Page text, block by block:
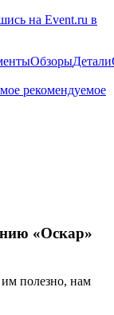
на Event.ru в
ОбзорыДетали
рекомендуемое
«Оскар»
полезно, нам